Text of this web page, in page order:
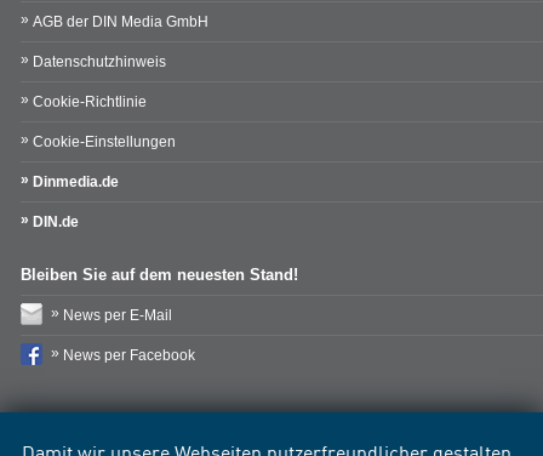
AGB der DIN Media GmbH
Datenschutzhinweis
Cookie-Richtlinie
Cookie-Einstellungen
Dinmedia.de
DIN.de
Bleiben Sie auf dem neuesten Stand!
News per E-Mail
News per Facebook